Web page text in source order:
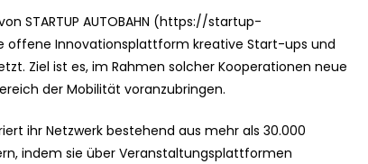
STARTUP AUTOBAHN (https://startup-
Innovationsplattform kreative Start-ups und
Ziel ist es, im Rahmen solcher Kooperationen neue
der Mobilität voranzubringen.
ihr Netzwerk bestehend aus mehr als 30.000
indem sie über Veranstaltungsplattformen